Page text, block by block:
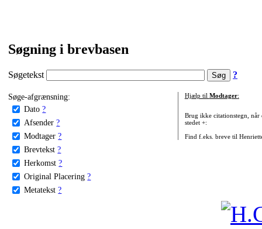
Søgning i brevbasen
Søgetekst ?
Søge-afgrænsning:
Dato ?
Afsender ?
Modtager ?
Brevtekst ?
Herkomst ?
Original Placering ?
Metatekst ?
Hjælp til Modtager:
Brug ikke citationstegn, når
stedet +:
Find f.eks. breve til